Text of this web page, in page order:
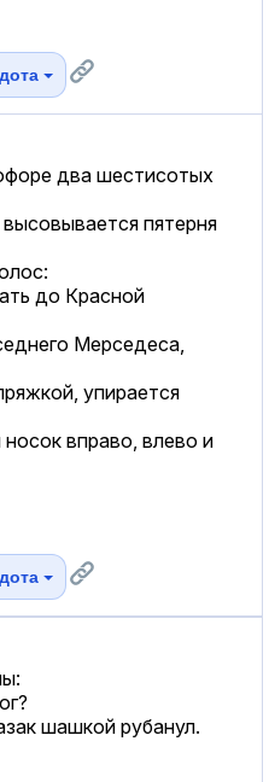
два шестисотых
пятерня
до Красной
Мерседеса,
упирается
вправо, влево и
шашкой рубанул.